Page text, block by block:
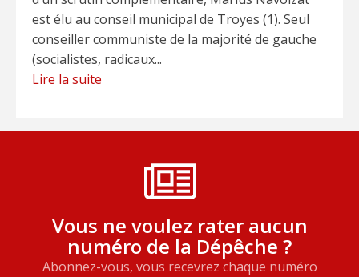
est élu au conseil municipal de Troyes (1). Seul
conseiller communiste de la majorité de gauche
(socialistes, radicaux...
Lire la suite
Vous ne voulez rater aucun
numéro de la Dépêche ?
Abonnez-vous, vous recevrez chaque numéro